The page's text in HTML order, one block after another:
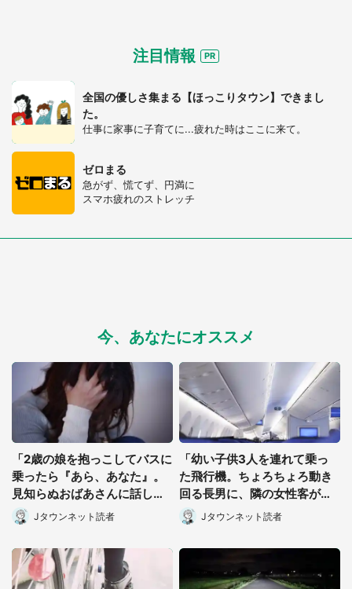
注目情報
全国の優しさ集まる【ほっこりタウン】できまし
た。
仕事に家事に子育てに...疲れた時はここに来て。
ゼロまる
急がず、慌てず、円満に
スマホ疲れのストレッチ
今、あなたにオススメ
「2歳の娘を抱っこしてバスに
乗ったら『あら、あなた』。
見知らぬおばあさんに話しか
けられて...」（東京都・40代
女性）
Jタウンネット読者
「幼い子供3人を連れて乗っ
た飛行機。ちょろちょろ動き
回る長男に、隣の女性客がゲ
ンコツをくらわせて」（北海
道・50代女性）
Jタウンネット読者